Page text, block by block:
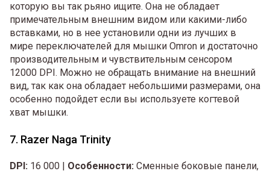
которую вы так рьяно ищите. Она не обладает
примечательным внешним видом или какими-либо
вставками, но в нее установили одни из лучших в
мире переключателей для мышки Omron и достаточно
производительным и чувствительным сенсором
12000 DPI. Можно не обращать внимание на внешний
вид, так как она обладает небольшими размерами, она
особенно подойдет если вы используете когтевой
хват мышки.
7. Razer Naga Trinity
DPI: 16 000 | Особенности: Сменные боковые панели,